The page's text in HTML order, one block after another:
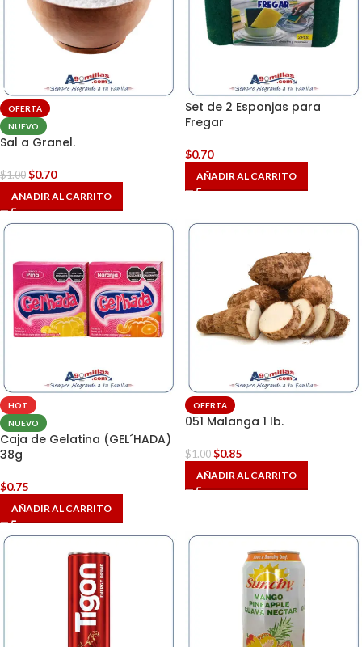
OFERTA
NUEVO
Sal a Granel.
$1.00 $0.70
AÑADIR AL CARRITO
Set de 2 Esponjas para
Fregar
$0.70
AÑADIR AL CARRITO
HOT
NUEVO
Caja de Gelatina (GEL´HADA)
38g
$0.75
AÑADIR AL CARRITO
OFERTA
051 Malanga 1 lb.
$1.00 $0.85
AÑADIR AL CARRITO